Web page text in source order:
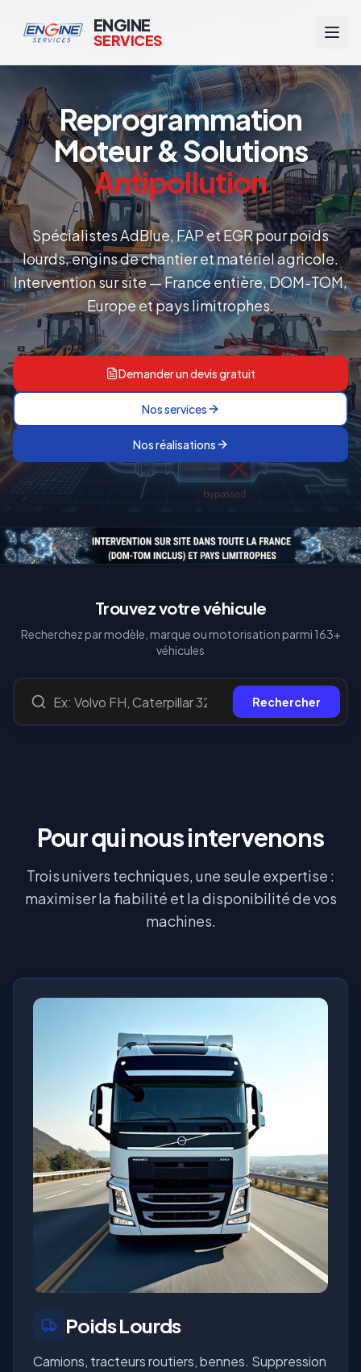
ENGINE
SERVICES
Reprogrammation
Moteur & Solutions
Antipollution
Spécialistes AdBlue, FAP et EGR pour poids
lourds, engins de chantier et matériel agricole.
Intervention sur site — France entière, DOM-TOM,
Europe et pays limitrophes.
Demander un devis gratuit
Nos services
Nos réalisations
Trouvez votre véhicule
Recherchez par modèle, marque ou motorisation parmi 163+
véhicules
Rechercher
Pour qui nous intervenons
Trois univers techniques, une seule expertise :
maximiser la fiabilité et la disponibilité de vos
machines.
Poids Lourds
Camions, tracteurs routiers, bennes. Suppression